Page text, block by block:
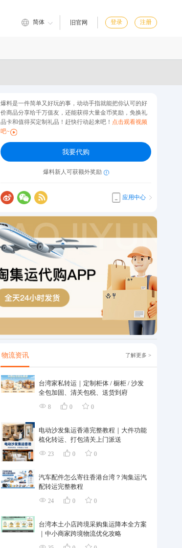
简体 旧官网 登录 注册
爆料是一件简单又好玩的事，动动手指就能把你认可的好
价商品分享给千万值友，还能获得大量金币奖励，免换礼
品卡和值得买定制礼品！赶快行动起来吧！ 点击观看视频
吧~
我要代购
爆料新人可获额外奖励
应用中心
物流资讯 了解更多 >
台湾家私转运｜定制柜体 / 橱柜 / 沙发
全包加固、清关包税、送货到府
8 0 0
电动沙发集运香港完整教程｜大件功能
梳化转运、打包清关上门派送
23 0 0
汽车配件怎么寄往香港台湾？淘集运汽
配转运完整教程
24 0 0
台湾本土小店跨境采购集运降本全方案
｜中小商家跨境物流优化攻略